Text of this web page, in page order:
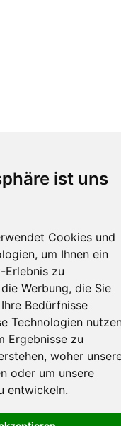
ist uns
Cookies und
um Ihnen ein
Erlebnis zu
Werbung, die Sie
Bedürfnisse
Technologien
Ergebnisse zu
woher
oder um unsere
entwickeln.